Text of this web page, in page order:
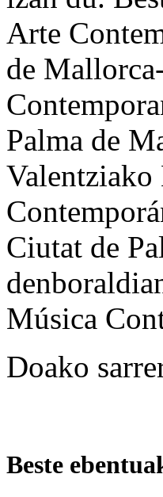
Arte
de
Palma de
Ciutat de
Música
Doako
Beste